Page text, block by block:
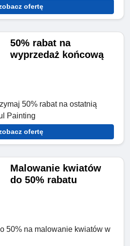
ofertę
50% rabat na
wyprzedaż końcową
50% rabat na ostatnią
Painting
ofertę
Malowanie kwiatów
do 50% rabatu
50% na malowanie kwiatów w